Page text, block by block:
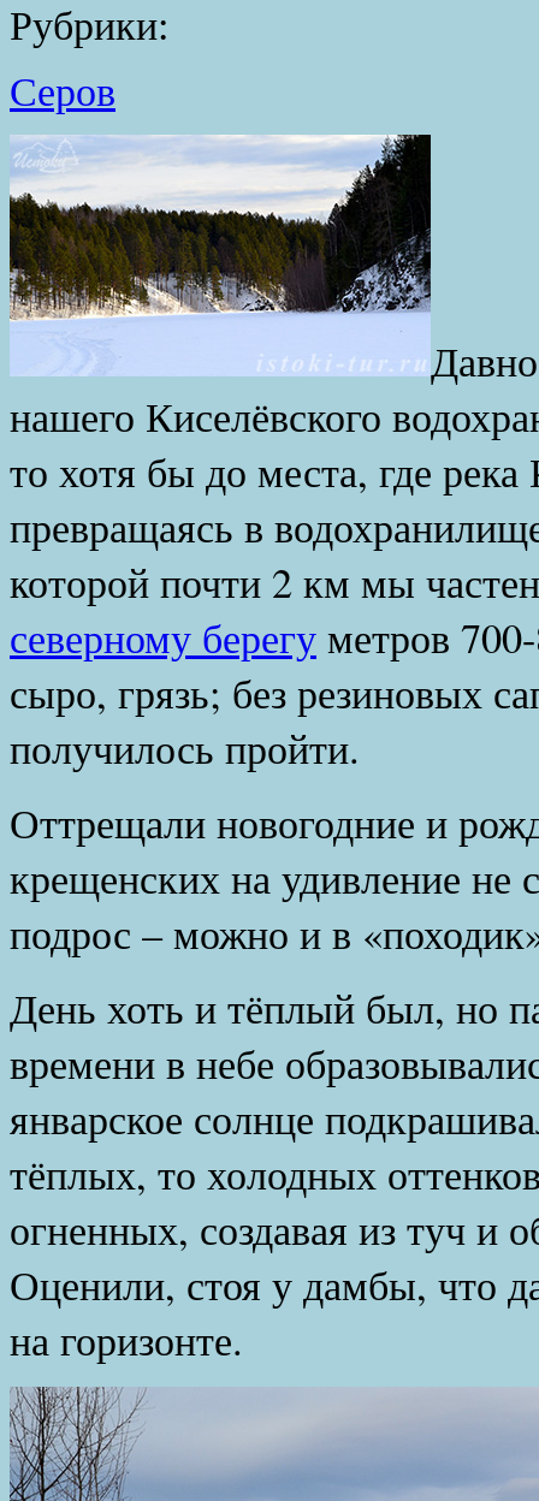
Рубрики:
Серов
нашего Киселёвского
то хотя бы до места, где
превращаясь в
которой почти 2 км мы
северному берегуметров
сыро, грязь; без резиновых
получилось пройти.
Оттрещали новогодние и
крещенских на удивление не
подрос – можно и в
День хоть и тёплый был, но
времени в небе
январское солнце
тёплых, то холодных
огненных, создавая из туч и
Оценили, стоя у дамбы, что
на горизонте.